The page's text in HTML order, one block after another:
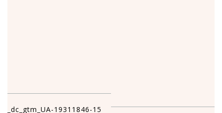
_dc_gtm_UA-19311846-15